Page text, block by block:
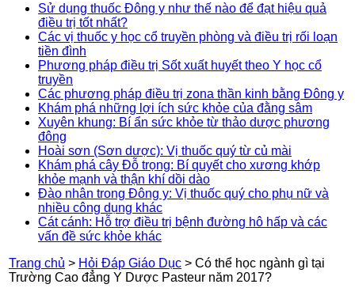
Sử dụng thuốc Đông y như thế nào để đạt hiệu quả
điều trị tốt nhất?
Các vị thuốc y học cổ truyền phòng và điều trị rối loạn
tiền đình
Phương pháp điều trị Sốt xuất huyết theo Y học cổ
truyền
Các phương pháp điều trị zona thần kinh bằng Đông y
Khám phá những lợi ích sức khỏe của đằng sâm
Xuyên khung: Bí ẩn sức khỏe từ thảo dược phương
đông
Hoài sơn (Sơn dược): Vị thuốc quý từ củ mài
Khám phá cây Đỗ trọng: Bí quyết cho xương khớp
khỏe mạnh và thận khí dồi dào
Đào nhân trong Đông y: Vị thuốc quý cho phụ nữ và
nhiều công dụng khác
Cát cánh: Hỗ trợ điều trị bệnh đường hô hấp và các
vấn đề sức khỏe khác
Trang chủ > Hỏi Đáp Giáo Dục > Có thể học ngành gì tại
Trường Cao đẳng Y Dược Pasteur năm 2017?